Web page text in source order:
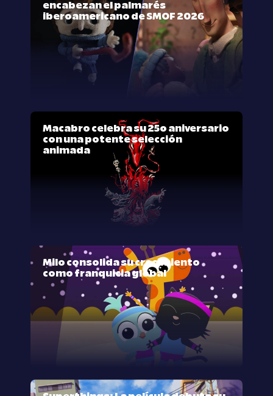
encabezan el palmarés
iberoamericano de SMOF 2026
Macabro celebra su 25º aniversario
con una potente selección
animada
Milo consolida su crecimiento
como franquicia global